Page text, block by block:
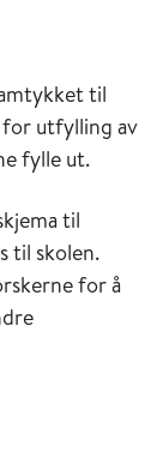
til
for utfylling av
fylle ut.
til
til skolen.
for å